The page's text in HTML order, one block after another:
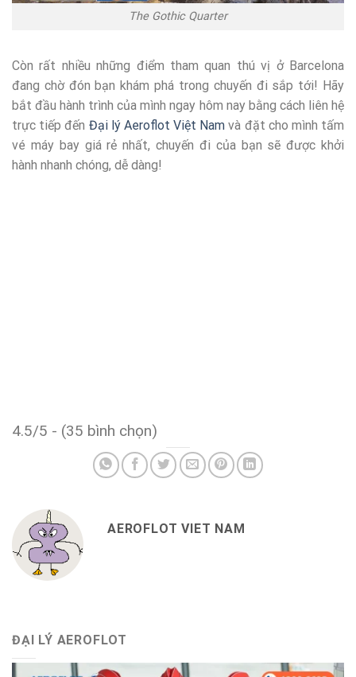
The Gothic Quarter
Còn rất nhiều những điểm tham quan thú vị ở Barcelona
đang chờ đón bạn khám phá trong chuyến đi sắp tới! Hãy
bắt đầu hành trình của mình ngay hôm nay bằng cách liên hệ
trực tiếp đến Đại lý Aeroflot Việt Nam và đặt cho mình tấm
vé máy bay giá rẻ nhất, chuyến đi của bạn sẽ được khởi
hành nhanh chóng, dễ dàng!
4.5/5 - (35 bình chọn)
AEROFLOT VIET NAM
ĐẠI LÝ AEROFLOT